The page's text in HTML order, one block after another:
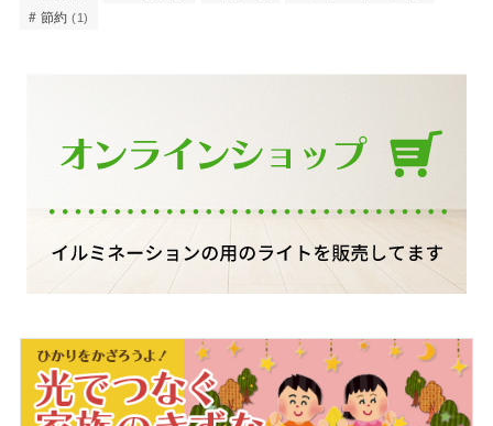
節約 (1)